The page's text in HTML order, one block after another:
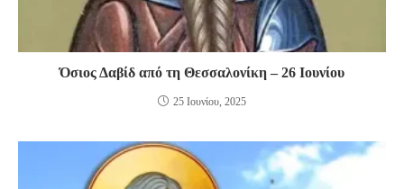
Όσιος Δαβίδ από τη Θεσσαλονίκη – 26 Ιουνίου
25 Ιουνίου, 2025